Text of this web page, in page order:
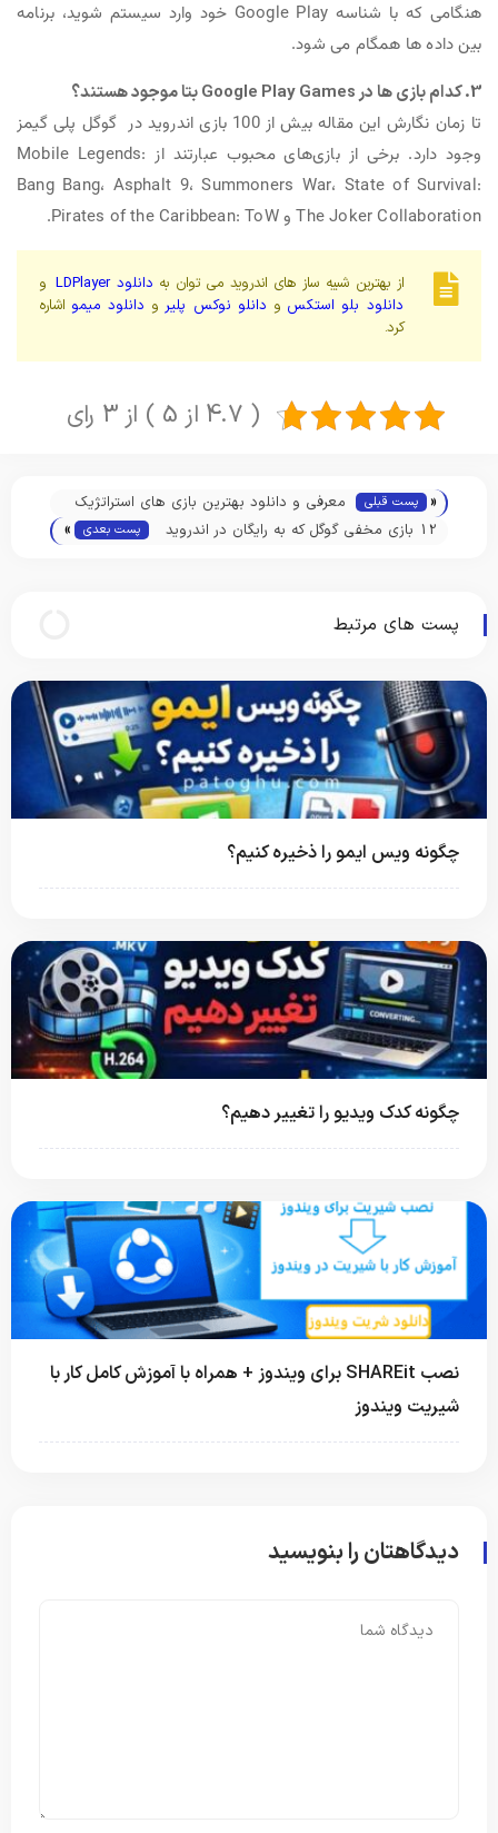
هنگامی که با شناسه Google Play خود وارد سیستم شوید، برنامه
بین داده ها همگام می شود.
3. کدام بازی ها در Google Play Games بتا موجود هستند؟
تا زمان نگارش این مقاله بیش از 100 بازی اندروید در گوگل پلی گیمز
وجود دارد. برخی از بازی‌های محبوب عبارتند از Mobile Legends:
Bang Bang، Asphalt 9، Summoners War، State of Survival:
The Joker Collaboration و Pirates of the Caribbean: ToW.
از بهترین شبیه ساز های اندروید می توان به دانلود LDPlayer
و
دانلود بلو استکس و دانلو نوکس پلیرو دانلود میمو اشاره
کرد.
( 4.7 از 5 ) از 3 رای
« پست قبلی
معرفی و دانلود بهترین بازی های استراتژیک
اندروید 2024
12 بازی مخفی گوگل که به رایگان در اندروید
پست بعدی »
پست های مرتبط
چگونه ویس ایمو را ذخیره کنیم؟
چگونه کدک ویدیو را تغییر دهیم؟
نصب SHAREit برای ویندوز + همراه با آموزش کامل کار با
شیریت ویندوز
دیدگاهتان را بنویسید